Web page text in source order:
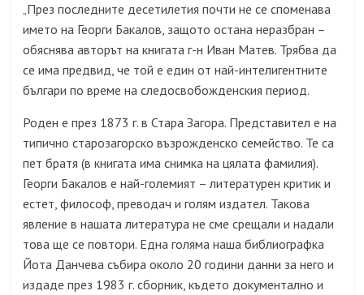
„През последните десетилетия почти не се споменава
името на Георги Бакалов, защото остана неразбран –
обяснява авторът на книгата г-н Иван Матев. Трябва да
се има предвид, че той е един от най-интелигентните
българи по време на следосвобожденския период.
Роден е през 1873 г. в Стара Загора. Представител е на
типично старозагорско възрожденско семейство. Те са
пет братя(в книгата има снимка на цялата фамилия).
Георги Бакалов е най-големият – литературен критик и
естет, философ, преводач и голям издател. Такова
явление в нашата литература не сме срещали и надали
това ще се повтори. Една голяма наша библиографка
Йота Данчева събира около 20 години данни за него и
издаде през 1983 г. сборник, където документално и